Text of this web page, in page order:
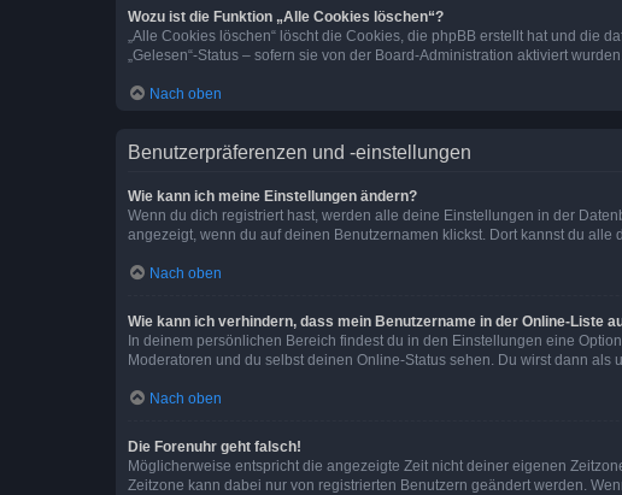
Wozu ist die Funktion „Alle Cookies löschen“?
„Alle Cookies löschen“ löscht die Cookies, die phpBB erstellt hat und die
„Gelesen“-Status – sofern sie von der Board-Administration aktiviert
Nach oben
Benutzerpräferenzen und -einstellungen
Wie kann ich meine Einstellungen ändern?
Wenn du dich registriert hast, werden alle deine Einstellungen in der
angezeigt, wenn du auf deinen Benutzernamen klickst. Dort kannst du alle
Nach oben
Wie kann ich verhindern, dass mein Benutzername in der Online-Liste
In deinem persönlichen Bereich findest du in den Einstellungen eine
Moderatoren und du selbst deinen Online-Status sehen. Du wirst dann als
Nach oben
Die Forenuhr geht falsch!
Möglicherweise entspricht die angezeigte Zeit nicht deiner eigenen
Zeitzone kann dabei nur von registrierten Benutzern geändert werden.